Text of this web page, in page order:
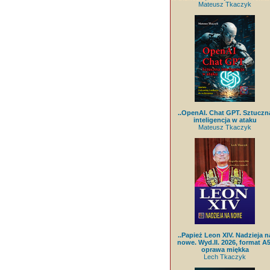
Mateusz Tkaczyk
..OpenAI. Chat GPT.
inteligencja w ataku
Mateusz Tkaczyk
..Papież Leon XIV. Nadzieja
nowe. Wyd.II. 2026, format
oprawa miękka
Lech Tkaczyk